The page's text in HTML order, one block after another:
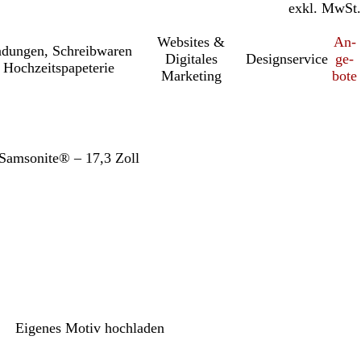
inkl. MwSt.
exkl. MwSt.
Schreib­wa­ren
Websites &
Digitales
Marketing
Designservice
An­­
ge­­
bo­­te
– 17,3 Zoll
Eigenes Motiv hochladen